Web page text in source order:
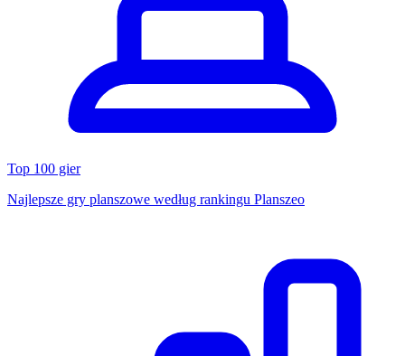
Top 100 gier
Najlepsze gry planszowe według rankingu Planszeo